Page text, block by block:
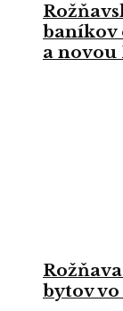
baníkov
a novou
bytov